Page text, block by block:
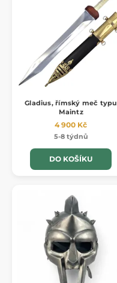
Gladius, římský meč typu
Maintz
4 900 Kč
5-8 týdnů
DO KOŠÍKU